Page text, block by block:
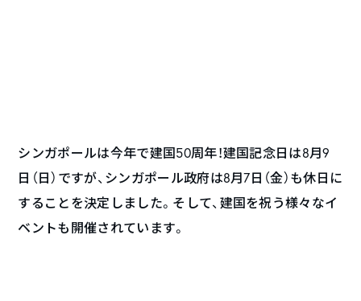
シンガポールは今年で建国50周年！建国記念日は8月9
日（日）ですが、シンガポール政府は8月7日（金）も休日に
することを決定しました。そして、建国を祝う様々なイ
ベントも開催されています。